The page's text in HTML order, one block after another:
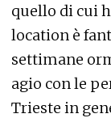
quello di cui
location è
settimane
agio con le
Trieste in